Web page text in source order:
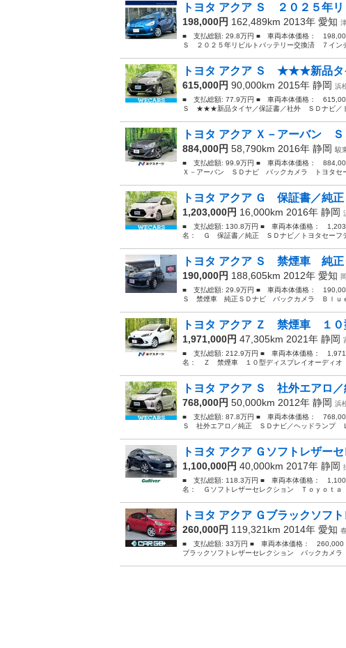
トヨタ アクア Ｓ ２０２５年
198,000円 162,489km 2013年 愛知
■ 支払総額: 29.8万円 ■ 車両本体価格：
Ｓ ２０２５年リビルトバッテリー交換済 ７イ
トヨタ アクア Ｓ ★★★新品タ
615,000円 90,000km 2015年 静岡 浜
■ 支払総額: 77.9万円 ■ 車両本体価格：
Ｓ ★★★新品タイヤ／保証書／社外 ＳＤナビ／
トヨタ アクア Ｘ－アーバン
884,000円 58,790km 2016年 静岡 駿
■ 支払総額: 99.9万円 ■ 車両本体価格：
Ｘ－アーバン ＳＤナビ バックカメラ トヨタセ
トヨタ アクア Ｇ 保証書／純
1,203,000円 16,000km 2016年 静岡
■ 支払総額: 130.8万円 ■ 車両本体価格：
名： Ｇ 保証書／純正 ＳＤナビ／トヨタセーフテ
トヨタ アクア Ｓ 禁煙車 純
190,000円 188,605km 2012年 愛知
■ 支払総額: 29.9万円 ■ 車両本体価格：
Ｓ 禁煙車 純正ＳＤナビ バックカメラ Ｂｌｕ
トヨタ アクア Ｚ 禁煙車 １
1,971,000円 47,305km 2021年 静岡
■ 支払総額: 212.9万円 ■ 車両本体価格：
名： Ｚ 禁煙車 １０型ディスプレイオーディオ
トヨタ アクア Ｓ 社外エアロ
768,000円 50,000km 2012年 静岡 浜
■ 支払総額: 87.8万円 ■ 車両本体価格：
Ｓ 社外エアロ／純正 ＳＤナビ／ヘッドランプ Ｌ
トヨタ アクア Ｇソフトレザ
1,100,000円 40,000km 2017年 静岡
■ 支払総額: 118.3万円 ■ 車両本体価格：
名： Ｇソフトレザーセレクション Ｔｏｙｏｔ
トヨタ アクア Ｇブラックソフ
260,000円 119,321km 2014年 愛知
■ 支払総額: 33万円 ■ 車両本体価格：
ブラックソフトレザーセレクション バックカ